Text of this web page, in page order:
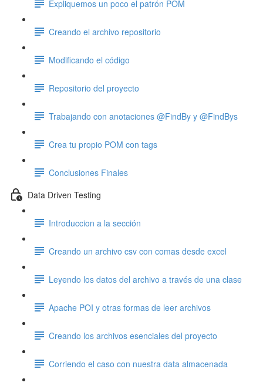
Expliquemos un poco el patrón POM
Creando el archivo repositorio
Modificando el código
Repositorio del proyecto
Trabajando con anotaciones @FindBy y @FindBys
Crea tu propio POM con tags
Conclusiones Finales
Data Driven Testing
Introduccion a la sección
Creando un archivo csv con comas desde excel
Leyendo los datos del archivo a través de una clase
Apache POI y otras formas de leer archivos
Creando los archivos esenciales del proyecto
Corriendo el caso con nuestra data almacenada